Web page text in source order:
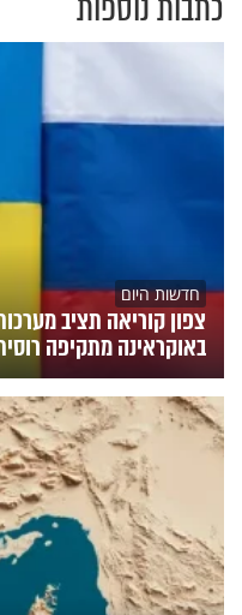
חדשות היום
צפון קוריאה תציב
באוקראינה מתקיפה